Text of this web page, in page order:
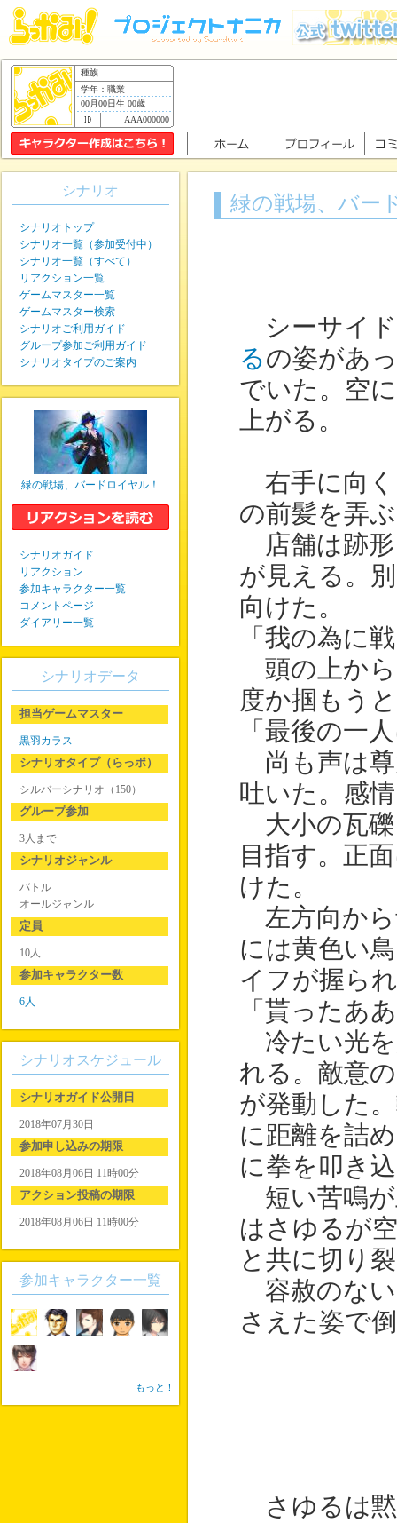
種族
学年：職業
00月00日生 00歳
AAA000000
緑の戦場、バー
シーサイド
るの姿があ
でいた。空
上がる。
右手に向く
の前髪を弄
店舗は跡形
が見える。
向けた。
「我の為に
頭の上から
度か掴もう
「最後の一
尚も声は尊
吐いた。感
大小の瓦礫
目指す。正
けた。
左方向から
には黄色い
イフが握ら
「貰ったあ
冷たい光を
れる。敵意
が発動した
に距離を詰
に拳を叩き
短い苦鳴が
はさゆるが
と共に切り
容赦のない
さえた姿で
さゆるは黙
シナリオ
シナリオトップ
シナリオ一覧（参加受付中）
シナリオ一覧（すべて）
リアクション一覧
ゲームマスター一覧
ゲームマスター検索
シナリオご利用ガイド
グループ参加ご利用ガイド
シナリオタイプのご案内
緑の戦場、バードロイヤル！
シナリオガイド
リアクション
参加キャラクター一覧
コメントページ
ダイアリー一覧
シナリオデータ
担当ゲームマスター
黒羽カラス
シナリオタイプ（らっポ）
シルバーシナリオ（150）
グループ参加
3人まで
シナリオジャンル
バトル
オールジャンル
定員
10人
参加キャラクター数
6人
シナリオスケジュール
シナリオガイド公開日
2018年07月30日
参加申し込みの期限
2018年08月06日 11時00分
アクション投稿の期限
2018年08月06日 11時00分
参加キャラクター一覧
もっと！